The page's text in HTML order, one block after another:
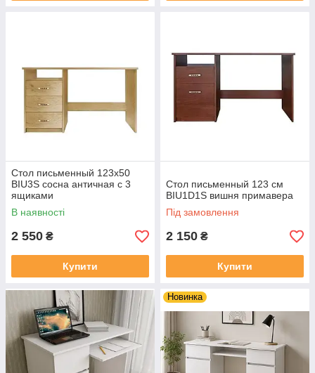
Стол письменный 123х50
BIU3S сосна античная с 3
ящиками
В наявності
2 550 ₴
Купити
Стол письменный 123 см
BIU1D1S вишня примавера
Під замовлення
2 150 ₴
Купити
Новинка